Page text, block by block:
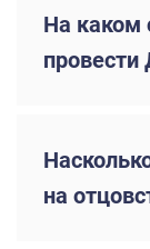
На каком
провести
на